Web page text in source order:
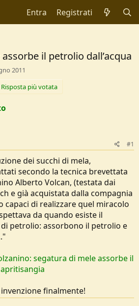
Entra Registrati
il petrolio dall’acqua
2011
Risposta più votata
#1
dei succhi di mela,
secondo la tecnica brevettata
Alberto Volcan, (testata dai
e già acquistata dalla compagnia
capaci di realizzare quel miracolo
da quando esiste il
petrolio: assorbono il petrolio e
segatura di mele assorbe il
finalmente!